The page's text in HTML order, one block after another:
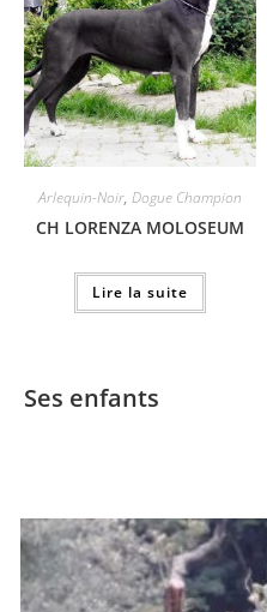
Arlequin-Noir, Dogue Champion
CH LORENZA MOLOSEUM
Lire la suite
Ses enfants